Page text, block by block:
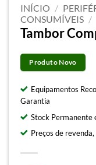
INÍCIO /
CONSUMÍVEIS /
Tambor
Produto Novo
Equipamentos
Garantia
Stock Permanente
Preços de